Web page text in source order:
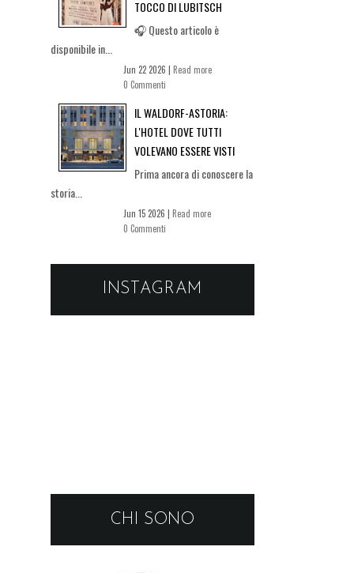
TOCCO DI LUBITSCH
🎧 Questo articolo è
disponibile in...
Jun 22 2026 | Read more
0 Commenti
IL WALDORF-ASTORIA:
L'HOTEL DOVE TUTTI
VOLEVANO ESSERE VISTI
Prima ancora di conoscere la
storia...
Jun 15 2026 | Read more
0 Commenti
INSTAGRAM
CHI SONO